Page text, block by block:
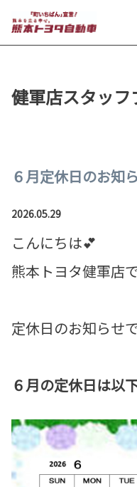
健軍店スタッフ
６月定休日のお知
2026.05.29
こんにちは💕
熊本トヨタ健軍店
定休日のお知らせ
６月の定休日は以